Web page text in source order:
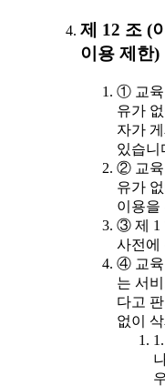
제 12 조 (
이용 제한)
① 교육
유가
자가
있습니
② 교육
유가
이용을
③ 제 1
사전에
④ 교육
는 서
다고
없이